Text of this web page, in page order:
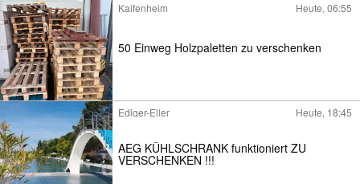
Kaifenheim Heute, 06:55
50 Einweg Holzpaletten zu verschenken
Ediger-Eller Heute, 18:45
AEG KÜHLSCHRANK funktioniert ZU
VERSCHENKEN !!!